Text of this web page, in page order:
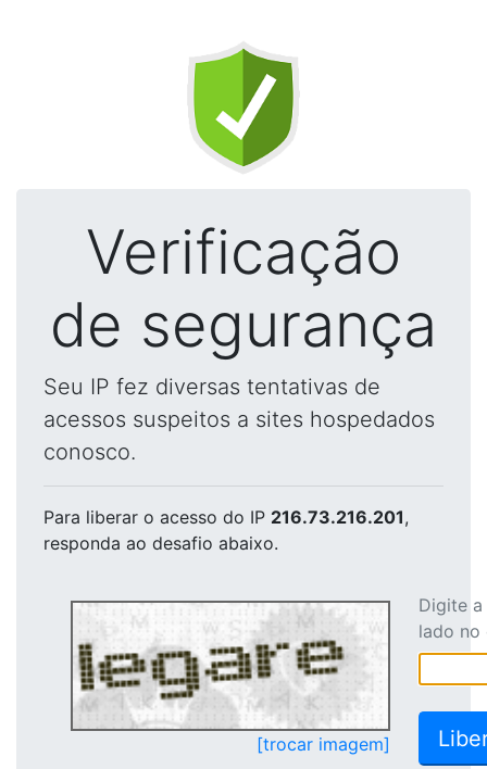
Verificação
de segurança
Seu IP fez diversas tentativas de
acessos suspeitos a sites hospedados
conosco.
Para liberar o acesso do IP 216.73.216.201,
responda ao desafio abaixo.
[trocar imagem]
Digite
lado no